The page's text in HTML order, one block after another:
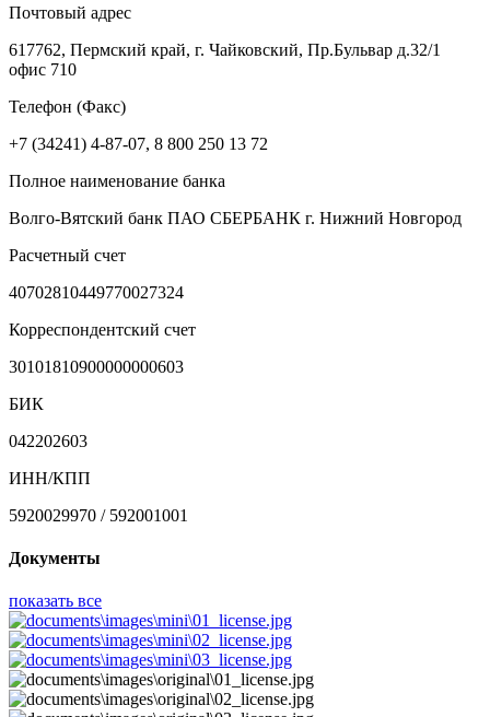
Почтовый адрес
617762, Пермский край, г. Чайковский, Пр.Бульвар д.32/1
офис 710
Телефон (Факс)
+7 (34241) 4-87-07, 8 800 250 13 72
Полное наименование банка
Волго-Вятский банк ПАО СБЕРБАНК г. Нижний Новгород
Расчетный счет
40702810449770027324
Корреспондентский счет
30101810900000000603
БИК
042202603
ИНН/КПП
5920029970 / 592001001
Документы
показать все